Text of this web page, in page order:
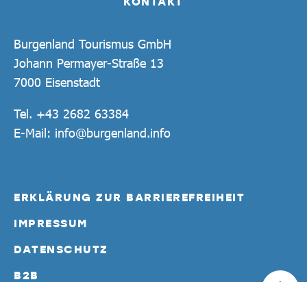
Burgenland Tourismus GmbH
Johann Permayer-Straße 13
7000 Eisenstadt
Tel. +43 2682 63384
E-Mail: info@burgenland.info
ERKLÄRUNG ZUR BARRIEREFREIHEIT
IMPRESSUM
DATENSCHUTZ
B2B